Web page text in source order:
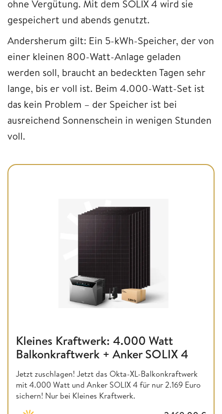
ohne Vergütung. Mit dem SOLIX 4 wird sie
gespeichert und abends genutzt.
Andersherum gilt: Ein 5-kWh-Speicher, der von
einer kleinen 800-Watt-Anlage geladen
werden soll, braucht an bedeckten Tagen sehr
lange, bis er voll ist. Beim 4.000-Watt-Set ist
das kein Problem – der Speicher ist bei
ausreichend Sonnenschein in wenigen Stunden
voll.
Kleines Kraftwerk: 4.000 Watt
Balkonkraftwerk + Anker SOLIX 4
Jetzt zuschlagen! Jetzt das Okta-XL-Balkonkraftwerk
mit 4.000 Watt und Anker SOLIX 4 für nur 2.169 Euro
sichern! Nur bei Kleines Kraftwerk.